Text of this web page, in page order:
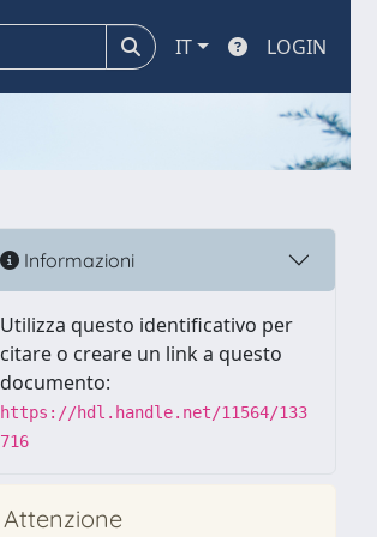
IT LOGIN
Informazioni
Utilizza questo identificativo per
citare o creare un link a questo
documento:
https://hdl.handle.net/11564/133
716
Attenzione